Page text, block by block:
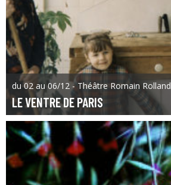
du 02 au 06/12 - Théâtre Romain Rolland
LE VENTRE DE PARIS